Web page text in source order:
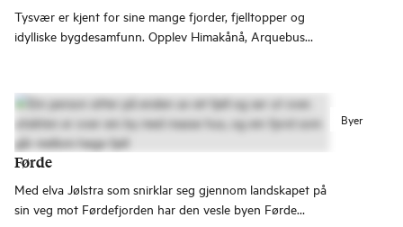
Tysvær er kjent for sine mange fjorder, fjelltopper og
idylliske bygdesamfunn. Opplev Himakånå, Arquebus
Byer
Førde
Med elva Jølstra som snirklar seg gjennom landskapet på
sin veg mot Førdefjorden har den vesle byen Førde